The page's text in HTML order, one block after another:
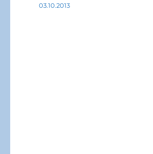
Veröffentlicht
03.10.2013